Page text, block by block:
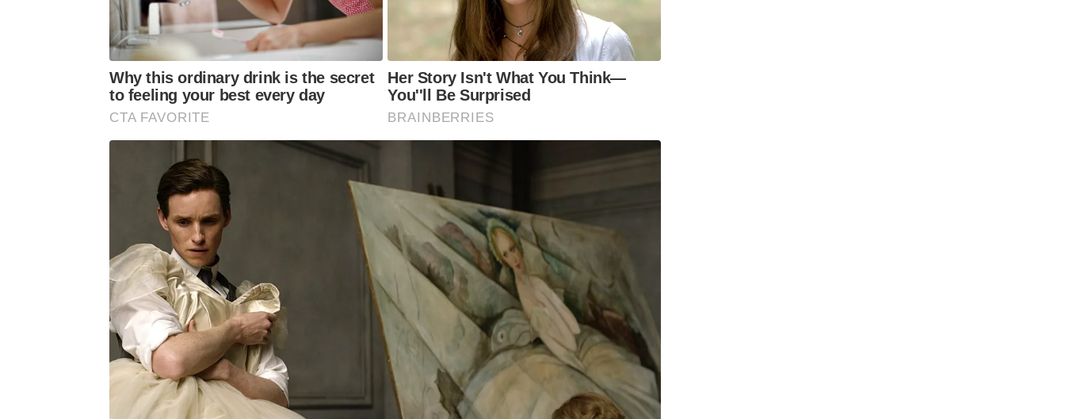
Why this ordinary drink is the secret
to feeling your best every day
CTA FAVORITE
Her Story Isn't What You Think—
You''ll Be Surprised
BRAINBERRIES